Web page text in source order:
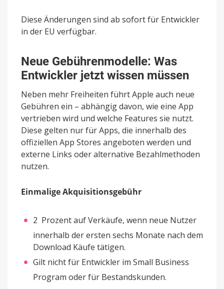
Diese Änderungen sind ab sofort für Entwickler
in der EU verfügbar.
Neue Gebührenmodelle: Was
Entwickler jetzt wissen müssen
Neben mehr Freiheiten führt Apple auch neue
Gebühren ein – abhängig davon, wie eine App
vertrieben wird und welche Features sie nutzt.
Diese gelten nur für Apps, die innerhalb des
offiziellen App Stores angeboten werden und
externe Links oder alternative Bezahlmethoden
nutzen.
Einmalige Akquisitionsgebühr
2 Prozent auf Verkäufe, wenn neue Nutzer
innerhalb der ersten sechs Monate nach dem
Download Käufe tätigen.
Gilt nicht für Entwickler im Small Business
Program oder für Bestandskunden.